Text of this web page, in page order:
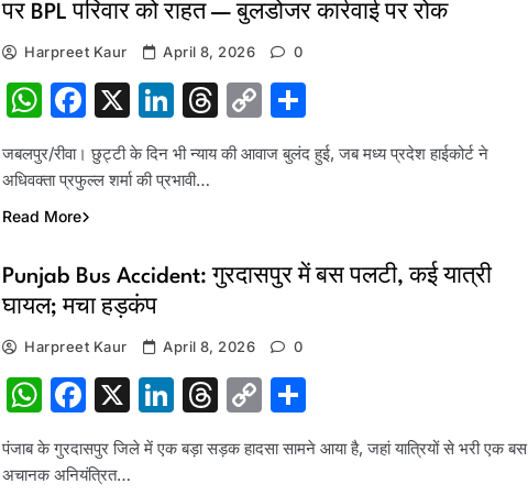
पर BPL परिवार को राहत — बुलडोजर कार्रवाई पर रोक
Harpreet Kaur April 8, 2026 0
WhatsApp
Facebook
X LinkedIn
Threads
Copy
Link
Share
जबलपुर/रीवा। छुट्टी के दिन भी न्याय की आवाज बुलंद हुई, जब मध्य प्रदेश हाईकोर्ट ने
अधिवक्ता प्रफुल्ल शर्मा की प्रभावी…
Read More
Punjab Bus Accident: गुरदासपुर में बस पलटी, कई यात्री
घायल; मचा हड़कंप
Harpreet Kaur April 8, 2026 0
WhatsApp
Facebook
X LinkedIn
Threads
Copy
Link
Share
पंजाब के गुरदासपुर जिले में एक बड़ा सड़क हादसा सामने आया है, जहां यात्रियों से भरी एक बस
अचानक अनियंत्रित…